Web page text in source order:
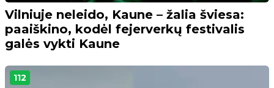
Vilniuje neleido, Kaune – žalia šviesa:
paaiškino, kodėl fejerverkų festivalis
galės vykti Kaune
112